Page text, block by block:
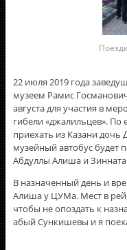
22 июля 2019 года
музеем Рамис
августа для участия в
гибели «джалильцев».
приехать из Казани
музейный автобус будет
Абдуллы Алиша и Зинната
В назначенный день и
Алиша у ЦУМа. Мест в
чтобы не опоздать к
абый Сункишевы и я